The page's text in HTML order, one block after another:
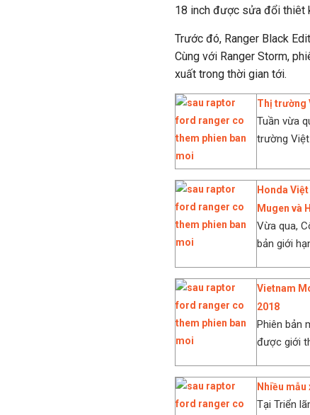
18 inch được sửa đổi thiêt
Trước đó, Ranger Black
Cùng với Ranger Storm,
xuất trong thời gian tới.
Thị trường
Tuần vừa
trường
Honda
Mugen và
Vừa qua,
bản giới
Vietnam
2018
Phiên bản
được giới
Nhiều
Tại Triển